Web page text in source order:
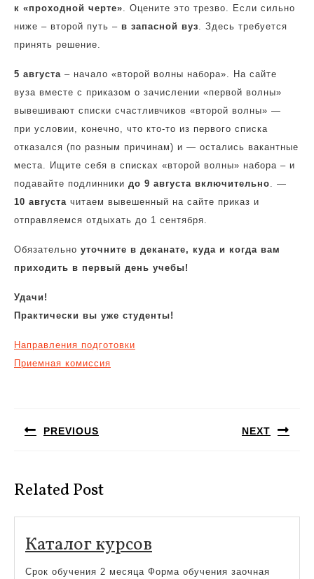
к «проходной черте». Оцените это трезво. Если сильно
ниже – второй путь – в запасной вуз. Здесь требуется
принять решение.
5 августа – начало «второй волны набора». На сайте
вуза вместе с приказом о зачислении «первой волны»
вывешивают списки счастливчиков «второй волны» —
при условии, конечно, что кто-то из первого списка
отказался (по разным причинам) и — остались вакантные
места. Ищите себя в списках «второй волны» набора – и
подавайте подлинники до 9 августа включительно. —
10 августа читаем вывешенный на сайте приказ и
отправляемся отдыхать до 1 сентября.
Обязательно уточните в деканате, куда и когда вам
приходить в первый день учебы!
Удачи!
Практически вы уже студенты!
Направления подготовки
Приемная комиссия
записям
PREVIOUS NEXT
Related Post
Каталог курсовКаталог
курсов
Срок обучения 2 месяца Форма обучения заочная